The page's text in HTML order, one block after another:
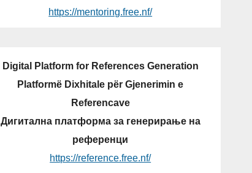
https://mentoring.free.nf/
Digital Platform for References Generation
Platformë Dixhitale për Gjenerimin e
Referencave
Дигитална платформа за генерирање на
референци
https://reference.free.nf/